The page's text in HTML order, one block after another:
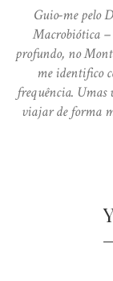
Guio-me pelo
Macrobiótica –
profundo, no
me identifico
frequência. Umas
viajar de forma